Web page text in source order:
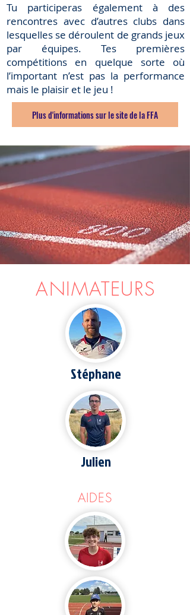
Tu participeras également à des
rencontres avec d’autres clubs dans
lesquelles se déroulent de grands jeux
par équipes. Tes premières
compétitions en quelque sorte où
l’important n’est pas la performance
mais le plaisir et le jeu !
Plus d'informations sur le site de la FFA
ANIMATEURS
Stéphane
Julien
AIDES